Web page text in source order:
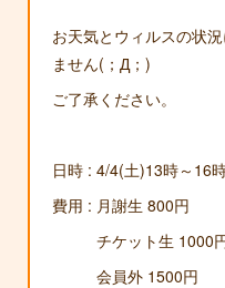
お天気とウィルスの状
ません(；Д；)
ご了承ください。
日時 : 4/4(土)13時～16
費用 : 月謝生 800円
チケット生 1000
会員外 1500円